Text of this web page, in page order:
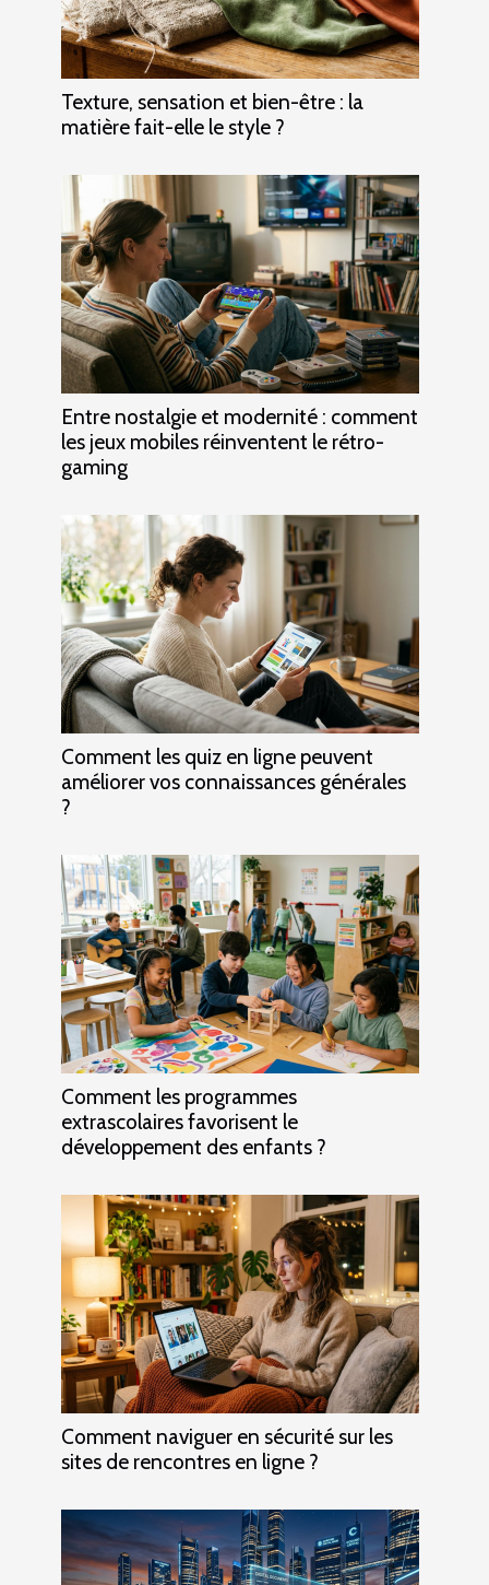
Texture, sensation et bien-être : la
matière fait-elle le style ?
Entre nostalgie et modernité : comment
les jeux mobiles réinventent le rétro-
gaming
Comment les quiz en ligne peuvent
améliorer vos connaissances générales
?
Comment les programmes
extrascolaires favorisent le
développement des enfants ?
Comment naviguer en sécurité sur les
sites de rencontres en ligne ?